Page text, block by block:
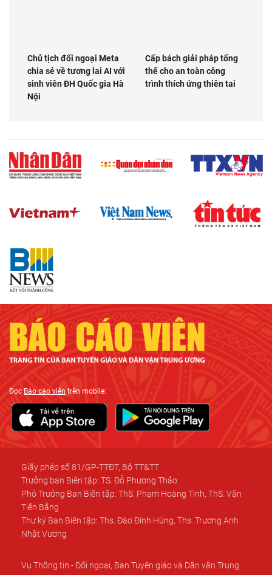
Chủ tịch đối ngoại Meta
chia sẻ về tương lai AI với
sinh viên ĐH Quốc gia Hà
Nội
Cấp bách giải pháp tổng
thể cho an toàn công
trình thích ứng thiên tai
ĐọcBáo cáo viên trên mobile:
Giấy phép số 81/GP-TTĐT, Bộ TT&TT
Trưởng ban Biên tập: TS. Đỗ Phương Thảo
Phó Trưởng Ban Biên tập: ThS. Phạm Hoàng Tinh, ThS. Văn
Tiến Bằng
Thư ký Ban Biên tập: Ths. Đào Đình Hùng, Ths. Trương Anh
Nhật Vương
Vụ Thông tin - Đối ngoại, Ban Tuyên giáo và Dân vận Trung